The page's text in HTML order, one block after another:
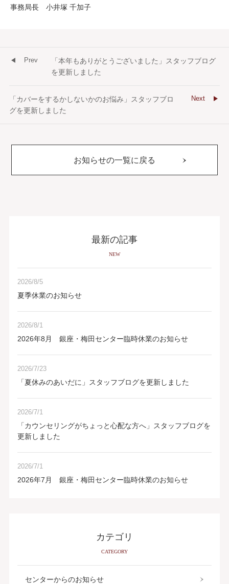
事務局長 小井塚 千加子
「本年もありがとうございました」スタッフブログ
を更新しました
Prev
「カバーをするかしないかのお悩み」スタッフブロ
グを更新しました
Next
お知らせの一覧に戻る
最新の記事
NEW
2026/8/5
夏季休業のお知らせ
2026/8/1
2026年8月 銀座・梅田センター臨時休業のお知らせ
2026/7/23
「夏休みのあいだに」スタッフブログを更新しました
2026/7/1
「カウンセリングがちょっと心配な方へ」スタッフブログを
更新しました
2026/7/1
2026年7月 銀座・梅田センター臨時休業のお知らせ
カテゴリ
CATEGORY
センターからのお知らせ